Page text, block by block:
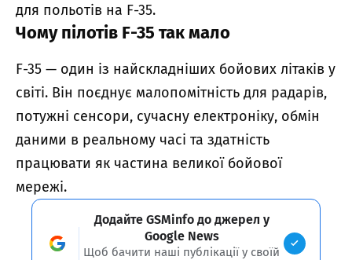
для польотів на F-35.
Чому пілотів F-35 так мало
F-35 — один із найскладніших бойових літаків у
світі. Він поєднує малопомітність для радарів,
потужні сенсори, сучасну електроніку, обмін
даними в реальному часі та здатність
працювати як частина великої бойової
мережі.
Додайте GSMinfo до джерел у
Google News
Щоб бачити наші публікації у своїй